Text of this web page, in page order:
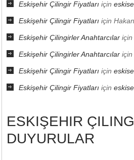
Eskişehir Çilingir Fiyatları için
Eskişehir Çilingir Fiyatları içinHakan
Eskişehir Çilingirler Anahtarcılar
Eskişehir Çilingirler Anahtarcılar
Eskişehir Çilingir Fiyatları için
Eskişehir Çilingir Fiyatları için
ESKIŞEHIR
DUYURULAR